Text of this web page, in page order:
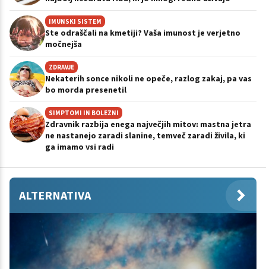
IMUNSKI SISTEM
Ste odraščali na kmetiji? Vaša imunost je verjetno
močnejša
ZDRAVJE
Nekaterih sonce nikoli ne opeče, razlog zakaj, pa vas
bo morda presenetil
SIMPTOMI IN BOLEZNI
Zdravnik razbija enega največjih mitov: mastna jetra
ne nastanejo zaradi slanine, temveč zaradi živila, ki
ga imamo vsi radi
ALTERNATIVA